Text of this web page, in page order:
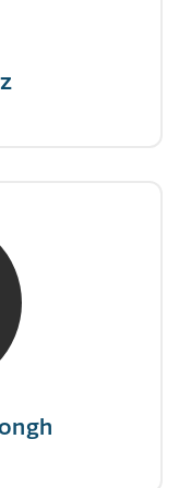
you need to